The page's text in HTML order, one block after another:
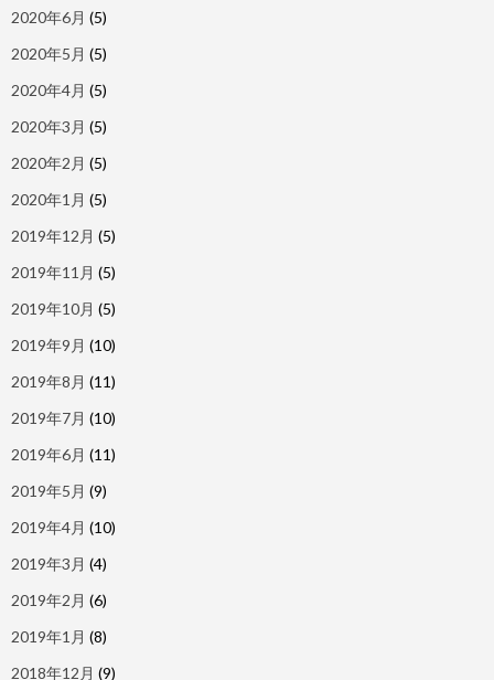
2020年6月 (5)
2020年5月 (5)
2020年4月 (5)
2020年3月 (5)
2020年2月 (5)
2020年1月 (5)
2019年12月 (5)
2019年11月 (5)
2019年10月 (5)
2019年9月 (10)
2019年8月 (11)
2019年7月 (10)
2019年6月 (11)
2019年5月 (9)
2019年4月 (10)
2019年3月 (4)
2019年2月 (6)
2019年1月 (8)
2018年12月 (9)